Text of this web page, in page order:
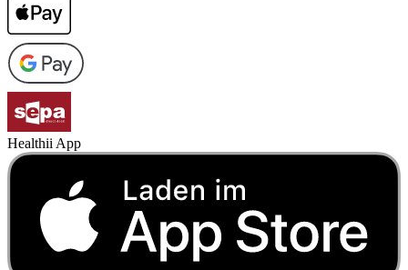
Healthii App